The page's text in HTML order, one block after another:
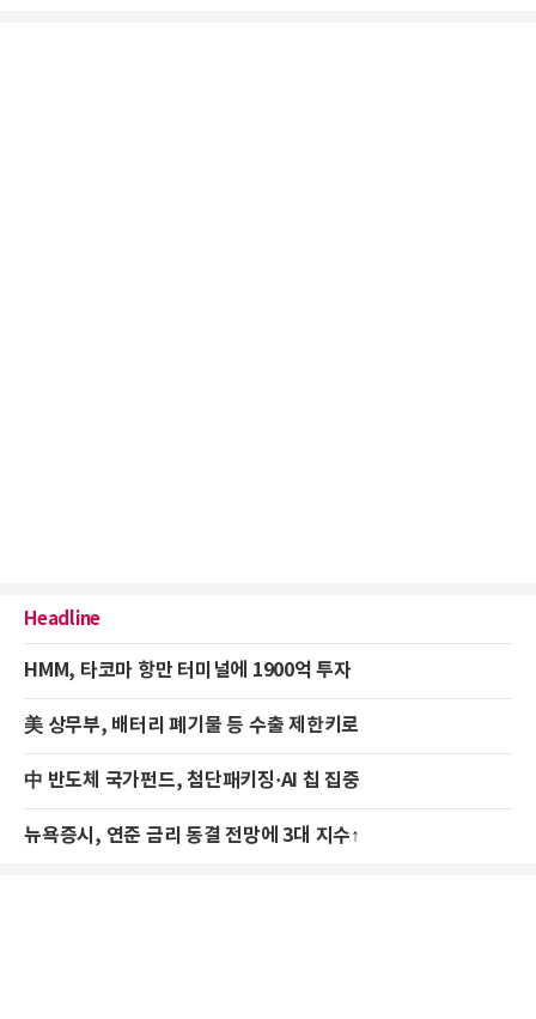
Headline
HMM, 타코마 항만 터미널에 1900억 투자
美 상무부, 배터리 폐기물 등 수출 제한키로
中 반도체 국가펀드, 첨단패키징·AI 칩 집중
뉴욕증시, 연준 금리 동결 전망에 3대 지수↑